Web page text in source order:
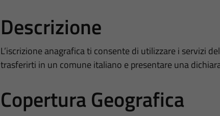
Descrizione
L’iscrizione anagrafica ti consente di utilizzare i servizi
trasferirti in un comune italiano e presentare una
Copertura Geografica